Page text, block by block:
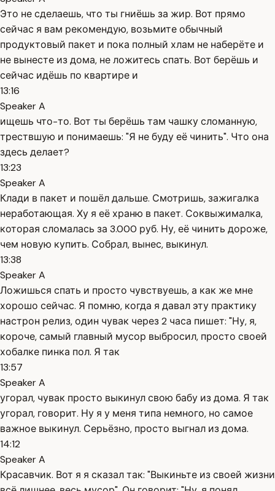
Это не сделаешь, что ты гниёшь за жир. Вот прямо
сейчас я вам рекомендую, возьмите обычный
продуктовый пакет и пока полный хлам не наберёте и
не вынесте из дома, не ложитесь спать. Вот берёшь и
сейчас идёшь по квартире и
13:16
Speaker A
ищешь что-то. Вот ты берёшь там чашку сломанную,
трествшую и понимаешь: "Я не буду её чинить". Что она
здесь делает?
13:23
Speaker A
Клади в пакет и пошёл дальше. Смотришь, зажигалка
неработающая. Ху я её храню в пакет. Соквыжималка,
которая сломалась за 3.000 руб. Ну, её чинить дороже,
чем новую купить. Собрал, вынес, выкинул.
13:38
Speaker A
Ложишься спать и просто чувствуешь, а как же мне
хорошо сейчас. Я помню, когда я давал эту практику
настрон релиз, один чувак через 2 часа пишет: "Ну, я,
короче, самый главный мусор выбросил, просто своей
хобалке пинка пол. Я так
13:57
Speaker A
угорал, чувак просто выкинул свою бабу из дома. Я так
угорал, говорит. Ну я у меня типа немного, но самое
важное выкинул. Серьёзно, просто выгнал из дома.
14:12
Speaker A
Красавчик. Вот я я сказал так: "Выкиньте из своей жизни